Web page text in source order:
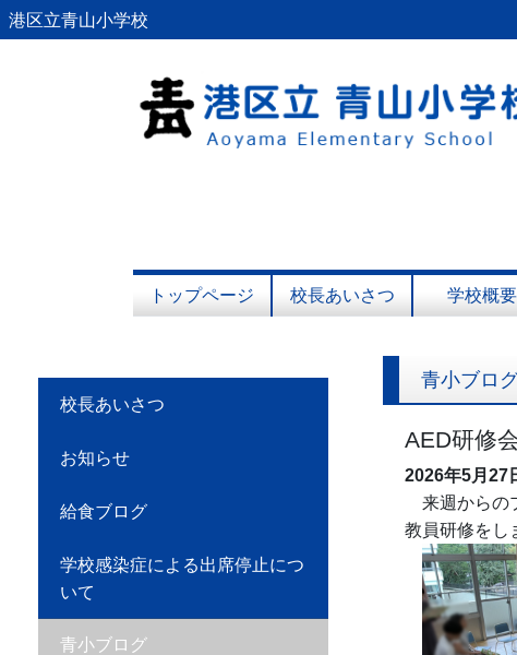
港区立青山小学校
トップページ 校長あいさつ 学校概要
校長あいさつ
お知らせ
給食ブログ
学校感染症による出席停止につ
いて
青小ブログ
青小ブロ
AED研修
2026年5月27
来週からの
教員研修をし